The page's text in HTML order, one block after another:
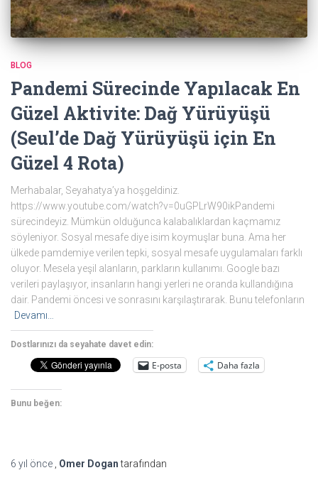
BLOG
Pandemi Sürecinde Yapılacak En
Güzel Aktivite: Dağ Yürüyüşü
(Seul’de Dağ Yürüyüşü için En
Güzel 4 Rota)
Merhabalar, Seyahatya’ya hoşgeldiniz.
https://www.youtube.com/watch?v=0uGPLrW90ikPandemi
sürecindeyiz. Mümkün olduğunca kalabalıklardan kaçmamız
söyleniyor. Sosyal mesafe diye isim koymuşlar buna. Ama her
ülkede pamdemiye verilen tepki, sosyal mesafe uygulamaları farklı
oluyor. Mesela yeşil alanların, parkların kullanımı. Google bazı
verileri paylaşıyor, insanların hangi yerleri ne oranda kullandığına
dair. Pandemi öncesi ve sonrasını karşılaştırarak. Bunu telefonların
Devamı…
Dostlarınızı da seyahate davet edin:
E-posta Daha fazla
Bunu beğen:
6 yıl önce , Omer Dogantarafından